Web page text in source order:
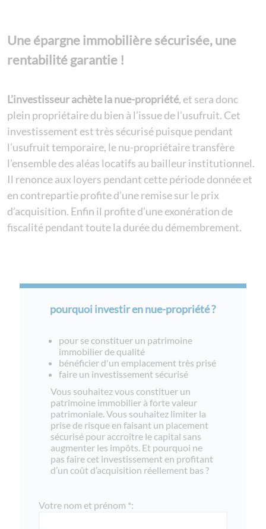
Une épargne immobilière sécurisée, une
rentabilité garantie !
L’investisseur achète la nue-propriété, et sera donc
plein propriétaire du bien à l’issue de l’usufruit. Cet
investissement est très sécurisé puisque pendant
l’usufruit temporaire, le nu-propriétaire transfère
l’ensemble des aléas locatifs au bailleur institutionnel.
Il renonce aux loyers pendant cette période donnée et
en contrepartie profite d’une remise sur le prix
d’acquisition. Enfin il profite d’une exonération de
fiscalité pendant toute la durée du démembrement.
pourquoi investir en nue-propriété ?
pour se constituer un patrimoine
immobilier de qualité
bénéficier d'un emplacement très prisé
faire un investissement sécurisé
Vous souhaitez vous constituer un
patrimoine immobilier à forte valeur
patrimoniale. Vous souhaitez limiter la
prise de risque en faisant un placement
sécurisé pour accroître le capital sans
augmenter les impôts. Et pourquoi ne
pas faire cet investissement en profitant
d’un coût d’acquisition réellement bas ?
Votre nom et prénom *: